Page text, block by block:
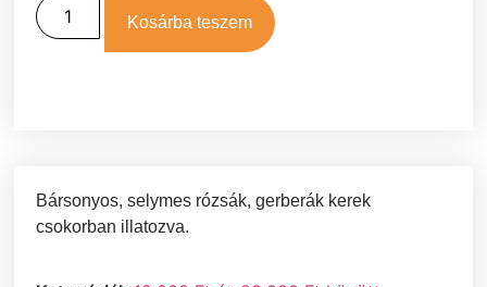
Kosárba teszem
Bársonyos, selymes rózsák, gerberák kerek
csokorban illatozva.